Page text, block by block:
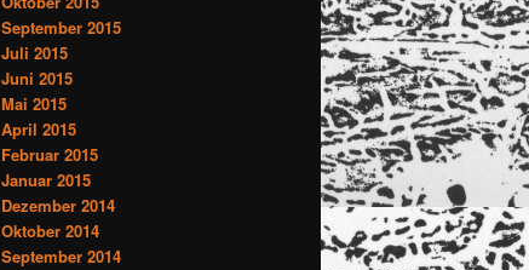
September 2015
Juli 2015
Juni 2015
Mai 2015
April 2015
Februar 2015
Januar 2015
Dezember 2014
Oktober 2014
September 2014